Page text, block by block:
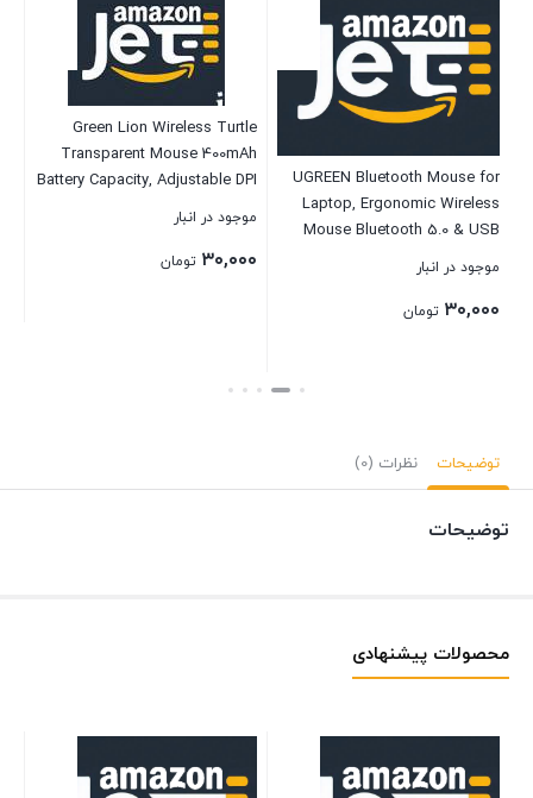
UGREEN Bluetooth Mouse for
Laptop, Ergonomic Wireless
Mouse Bluetooth 5.0 & USB
2.4G, Ultra-fast Scrolling, 5DPI
Silent Cordless Mouse for
موجود در انبار
۳۰,۰۰۰ تومان
Green Lion Wireless Turtle
Transparent Mouse 400mAh
Battery Capacity, Adjustable DPI
800-2400, 3 Devices
Type-C, 10M Range,
موجود در انبار
۳۰,۰۰۰ تومان
توضیحات نظرات (0)
توضیحات
محصولات پیشنهادی